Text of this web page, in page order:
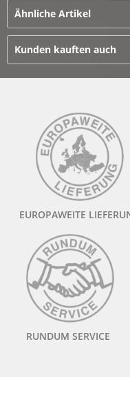
Ähnliche Artikel
Kunden kauften auch
EUROPAWEITE
RUNDUM SERVICE